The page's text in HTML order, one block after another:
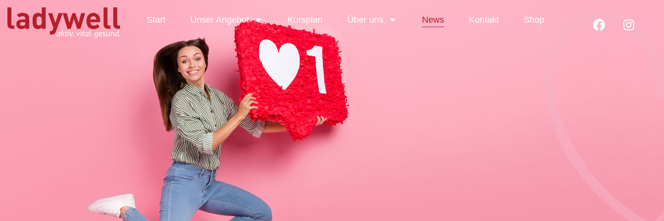
Start Unser Angebot Kursplan Über uns News Kontakt Shop